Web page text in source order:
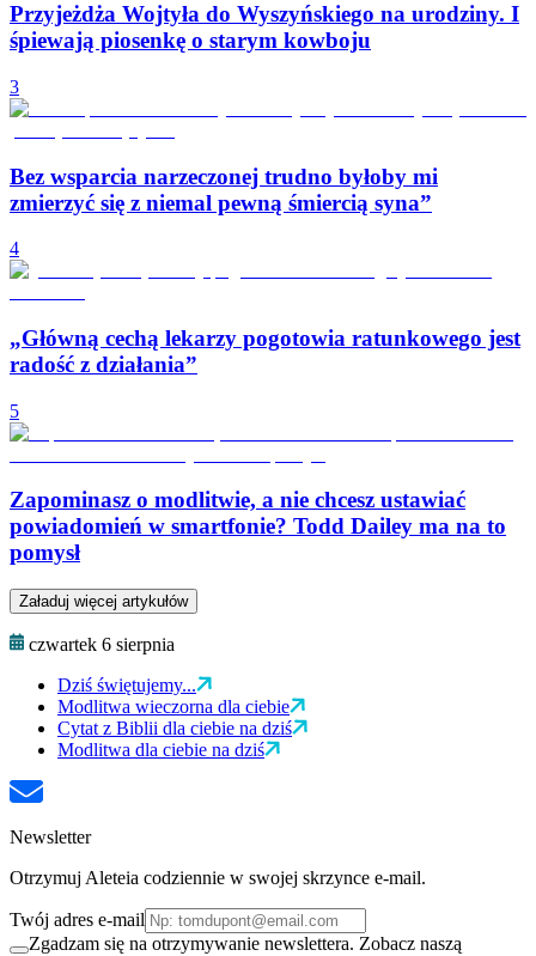
Przyjeżdża Wojtyła do Wyszyńskiego na urodziny. I
śpiewają piosenkę o starym kowboju
3
Bez wsparcia narzeczonej trudno byłoby mi
zmierzyć się z niemal pewną śmiercią syna”
4
„Główną cechą lekarzy pogotowia ratunkowego jest
radość z działania”
5
Zapominasz o modlitwie, a nie chcesz ustawiać
powiadomień w smartfonie? Todd Dailey ma na to
pomysł
Załaduj więcej artykułów
czwartek 6 sierpnia
Dziś świętujemy...
Modlitwa wieczorna dla ciebie
Cytat z Biblii dla ciebie na dziś
Modlitwa dla ciebie na dziś
Newsletter
Otrzymuj Aleteia codziennie w swojej skrzynce e-mail.
Twój adres e-mail
Zgadzam się na otrzymywanie newslettera. Zobacz naszą